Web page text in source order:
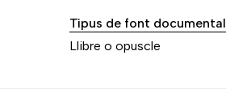
Tipus de font documental
Llibre o opuscle